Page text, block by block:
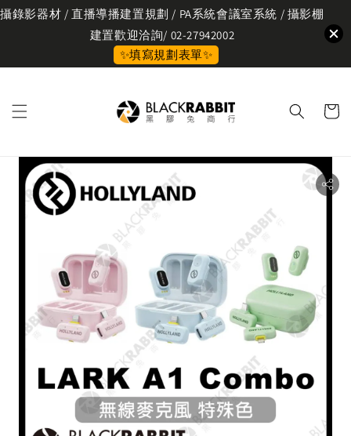
攝錄影器材 / 直播導播建置規劃 / PA系統會議室系統 / 攝影棚
建置歡迎洽詢/ 02-27942002
✨填寫規劃表單✨